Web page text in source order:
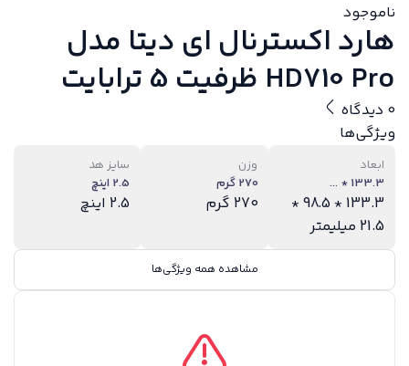
ناموجود
هارد اکسترنال ای دیتا مدل
HD710 Pro ظرفیت 5 ترابایت
0 دیدگاه
ویژگی‌ها
ابعاد
133.3 * ...
133.3 * 98.5 *
21.5 میلیمتر
وزن
270 گرم
270 گرم
سایز هد
2.5 اینچ
2.5 اینچ
مشاهده همه ویژگی‌ها